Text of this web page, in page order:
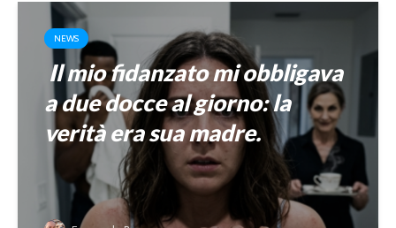
NEWS
Il mio fidanzato mi obbligava
a due docce al giorno: la
verità era sua madre.